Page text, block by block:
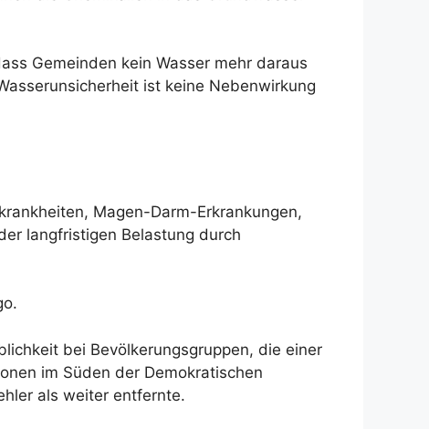
Gemeinden kein Wasser mehr daraus
ist keine Nebenwirkung
Magen-Darm-Erkrankungen,
langfristigen Belastung durch
bei Bevölkerungsgruppen, die einer
im Süden der Demokratischen
als weiter entfernte.